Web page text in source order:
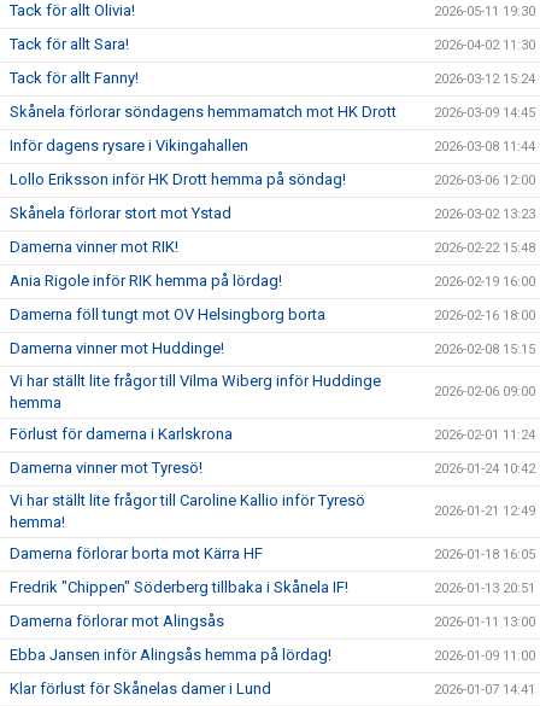
Tack för allt Olivia! 2026-05-11 19:30
Tack för allt Sara! 2026-04-02 11:30
Tack för allt Fanny! 2026-03-12 15:24
Skånela förlorar söndagens hemmamatch mot HK Drott 2026-03-09 14:45
Inför dagens rysare i Vikingahallen 2026-03-08 11:44
Lollo Eriksson inför HK Drott hemma på söndag! 2026-03-06 12:00
Skånela förlorar stort mot Ystad 2026-03-02 13:23
Damerna vinner mot RIK! 2026-02-22 15:48
Ania Rigole inför RIK hemma på lördag! 2026-02-19 16:00
Damerna föll tungt mot OV Helsingborg borta 2026-02-16 18:00
Damerna vinner mot Huddinge! 2026-02-08 15:15
Vi har ställt lite frågor till Vilma Wiberg inför Huddinge
hemma
2026-02-06 09:00
Förlust för damerna i Karlskrona 2026-02-01 11:24
Damerna vinner mot Tyresö! 2026-01-24 10:42
Vi har ställt lite frågor till Caroline Kallio inför Tyresö
hemma!
2026-01-21 12:49
Damerna förlorar borta mot Kärra HF 2026-01-18 16:05
Fredrik "Chippen" Söderberg tillbaka i Skånela IF! 2026-01-13 20:51
Damerna förlorar mot Alingsås 2026-01-11 13:00
Ebba Jansen inför Alingsås hemma på lördag! 2026-01-09 11:00
Klar förlust för Skånelas damer i Lund 2026-01-07 14:41